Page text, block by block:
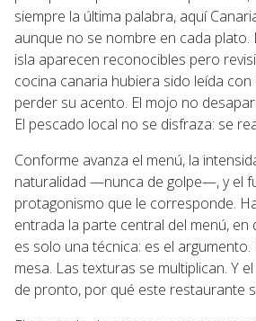
siempre la última palabra, aquí
aunque no se nombre en cada plato.
isla aparecen reconocibles pero
cocina canaria hubiera sido leída
perder su acento. El mojo no
El pescado local no se disfraza: se
Conforme avanza el menú, la
naturalidad —nunca de golpe—, y el
protagonismo que le corresponde.
entrada la parte central del menú, en
es solo una técnica: es el
mesa. Las texturas se multiplican. Y
de pronto, por qué este restaurante